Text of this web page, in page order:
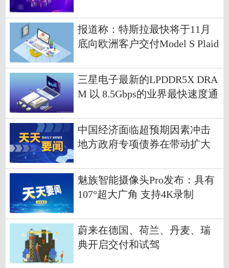
报道称：特斯拉最快将于11月
底向欧洲客户交付Model S Plaid
三星电子最新的LPDDR5X DRA
M 以 8.5Gbps的业界最快速度通
中国经济面临超预期因素冲击
地方政府专项债券在带动扩大
发挥重要作用
魅族智能摄像头Pro发布：具有
107°超大广角 支持4K录制
蔚来在德国、荷兰、丹麦、瑞
典开启交付和试驾